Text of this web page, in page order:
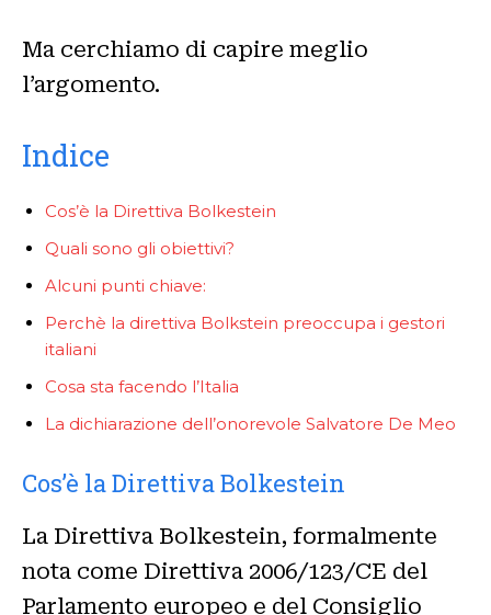
Ma cerchiamo di capire meglio
l’argomento.
Indice
Cos’è la Direttiva Bolkestein
Quali sono gli obiettivi?
Alcuni punti chiave:
Perchè la direttiva Bolkstein preoccupa i gestori
italiani
Cosa sta facendo l’Italia
La dichiarazione dell’onorevole Salvatore De Meo
Cos’è la Direttiva Bolkestein
La Direttiva Bolkestein, formalmente
nota come Direttiva 2006/123/CE del
Parlamento europeo e del Consiglio